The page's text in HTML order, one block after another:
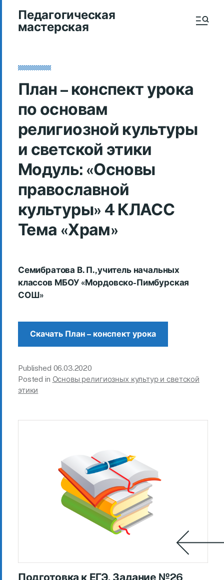
Педагогическая
мастерская
План – конспект урока
по основам
религиозной культуры
и светской этики
Модуль: «Основы
православной
культуры» 4 КЛАСС
Тема «Храм»
Семибратова В. П.,учитель начальных
классов МБОУ «Мордовско-Пимбурская
СОШ»
Скачать План – конспект урока
Published 06.03.2020
Posted in Основы религиозных культур и светской
этики
Подготовка к ЕГЭ. Задание №26